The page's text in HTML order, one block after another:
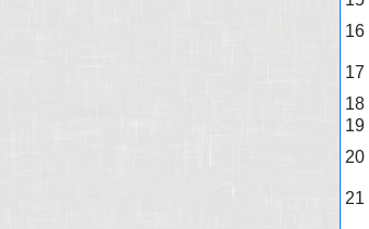
16
17
18
19
20
21